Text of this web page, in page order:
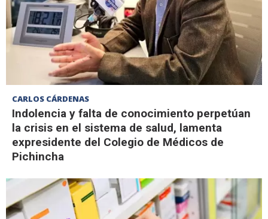
CARLOS CÁRDENAS
Indolencia y falta de conocimiento perpetúan
la crisis en el sistema de salud, lamenta
expresidente del Colegio de Médicos de
Pichincha